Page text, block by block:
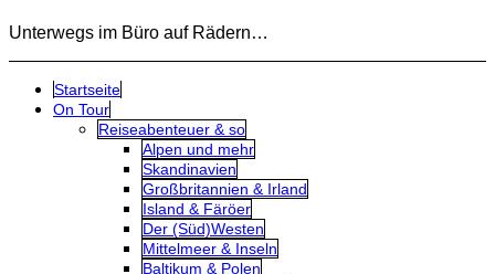
Unterwegs im Büro auf Rädern…
Startseite
On Tour
Reiseabenteuer & so
Alpen und mehr
Skandinavien
Großbritannien & Irland
Island & Färöer
Der (Süd)Westen
Mittelmeer & Inseln
Baltikum & Polen